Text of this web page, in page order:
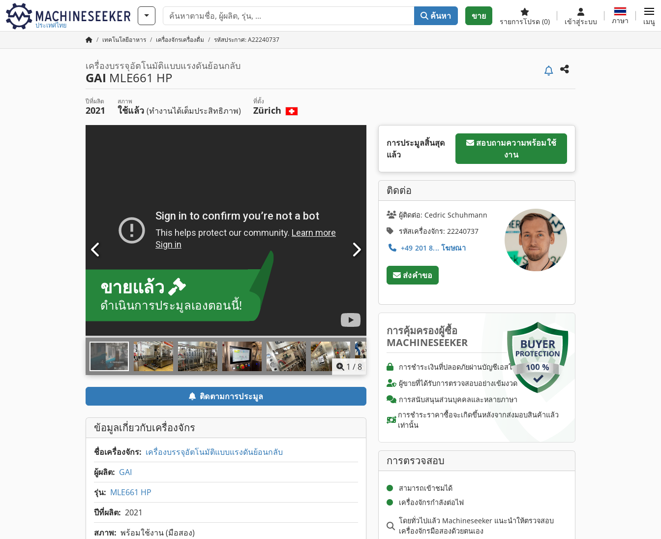
ประเทศไทย
ค้นหา ขาย
รายการโปรด (0) เข้าสู่ระบบ ภาษา เมนู
เทคโนโลยีอาหาร เครื่องจักรเครื่องดื่ม รหัสประกาศ: A22240737
เครื่องบรรจุอัตโนมัติแบบแรงดันย้อนกลับ
GAI MLE661 HP
ปีที่ผลิต
2021
สภาพ
ใช้แล้ว (ทำงานได้เต็มประสิทธิภาพ)
ที่ตั้ง
Zürich
ขายแล้ว
ดำเนินการประมูลเองตอนนี้!
1 /8
ติดตามการประมูล
ข้อมูลเกี่ยวกับเครื่องจักร
ชื่อเครื่องจักร: เครื่องบรรจุอัตโนมัติแบบแรงดันย้อนกลับ
ผู้ผลิต: GAI
รุ่น: MLE661 HP
ปีที่ผลิต: 2021
สภาพ: พร้อมใช้งาน (มือสอง)
การประมูลสิ้นสุด
แล้ว
สอบถามความพร้อมใช้
งาน
ติดต่อ
ผู้ติดต่อ: Cedric Schuhmann
รหัสเครื่องจักร: 22240737
+49 201 8... โฆษณา
ส่งคำขอ
การคุ้มครองผู้ซื้อ
MACHINESEEKER
การชำระเงินที่ปลอดภัยผ่านบัญชีเอสโครว์
ผู้ขายที่ได้รับการตรวจสอบอย่างเข้มงวด
การสนับสนุนส่วนบุคคลและหลายภาษา
การชำระราคาซื้อจะเกิดขึ้นหลังจากส่งมอบสินค้าแล้ว
เท่านั้น
การตรวจสอบ
สามารถเข้าชมได้
เครื่องจักรกำลังต่อไฟ
โดยทั่วไปแล้ว Machineseeker แนะนำให้ตรวจสอบ
เครื่องจักรมือสองด้วยตนเอง